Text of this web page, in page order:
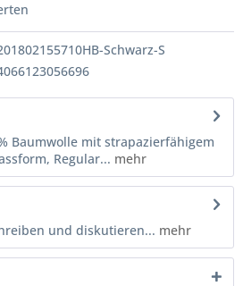
Schwarz-S
Baumwolle mit strapazierfähigem
Regular... mehr
und diskutieren... mehr